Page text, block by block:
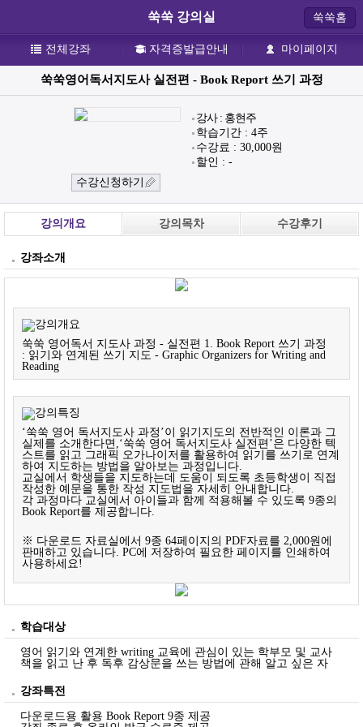
쑥쑥 강의실 쑥쑥홈
전체강좌 자격증발급안내 마이페이지
쑥쑥영어독서지도사 실전편 - Book Report 쓰기 과정
강사 : 홍현주
학습기간 : 4주
수강료 : 30,000원
할인 : -
수강신청하기
강의개요 강의목차 수강후기
강좌소개
쑥쑥 영어독서 지도사 과정 - 실전편 1. Book Report 쓰기 과정
: 읽기와 연계된 쓰기 지도 - Graphic Organizers for Writing and
Reading
‘쑥쑥 영어 독서지도사 과정’이 읽기지도의 전반적인 이론과 그
실제를 소개한다면,‘쑥쑥 영어 독서지도사 실전편’은 다양한 텍
스트를 읽고 그래픽 오가나이저를 활용하여 읽기를 쓰기로 연계
하여 지도하는 방법을 알아보는 과정입니다.
교실에서 학생들을 지도하는데 도움이 되도록 초등학생이 직접
작성한 예문을 통한 작성 지도법을 자세히 안내합니다.
각 과정마다 교실에서 아이들과 함께 적용해볼 수 있도록 9종의
Book Report를 제공합니다.
※ 다운로드 자료실에서 9종 64페이지의 PDF자료를 2,000원에
판매하고 있습니다. PC에 저장하여 필요한 페이지를 인쇄하여
사용하세요!
학습대상
영어 읽기와 연계한 writing 교육에 관심이 있는 학부모 및 교사
책을 읽고 난 후 독후 감상문을 쓰는 방법에 관해 알고 싶은 자
강좌특전
다운로드용 활용 Book Report 9종 제공